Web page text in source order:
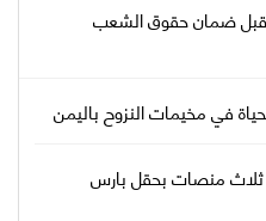
قبل ضمان حقوق الشعب
في مخيمات النزوح باليمن
ثلاث منصات بحقل بارس